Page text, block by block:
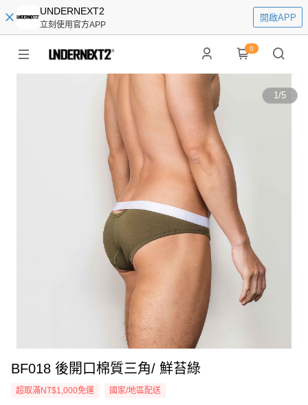
UNDERNEXT2
立刻使用官方APP
開啟APP
0
1/5
BF018 後開口棉質三角/ 鮮苔綠
超取滿NT$1,000免運 國家/地區配送